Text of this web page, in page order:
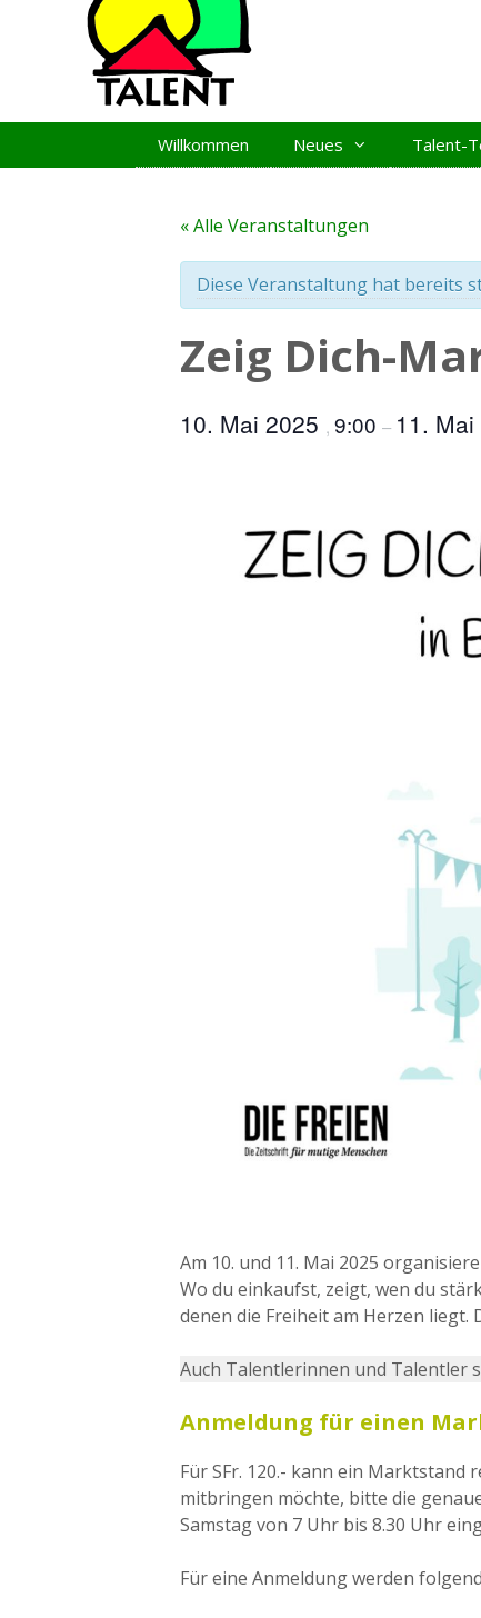
Willkommen
Neues Talent-
« Alle Veranstaltungen
Diese Veranstaltung hat bereits
Zeig Dich-
10. Mai 2025 , 9:00 – 11.
Am 10. und 11. Mai 2025
Wo du einkaufst, zeigt, wen du
denen die Freiheit am Herzen
Auch Talentlerinnen und Talentler
Anmeldung für einen
Für SFr. 120.- kann ein Marktstand
mitbringen möchte, bitte die
Samstag von 7 Uhr bis 8.30 Uhr
Für eine Anmeldung werden